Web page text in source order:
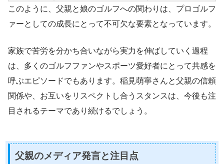
このように、父親と娘のゴルフへの関わりは、プロゴルフ
ァーとしての成長にとって不可欠な要素となっています。
家族で苦労を分かち合いながら実力を伸ばしていく過程
は、多くのゴルフファンやスポーツ愛好者にとって共感を
呼ぶエピソードでもあります。稲見萌寧さんと父親の信頼
関係や、お互いをリスペクトし合うスタンスは、今後も注
目されるテーマであり続けるでしょう。
父親のメディア発言と注目点